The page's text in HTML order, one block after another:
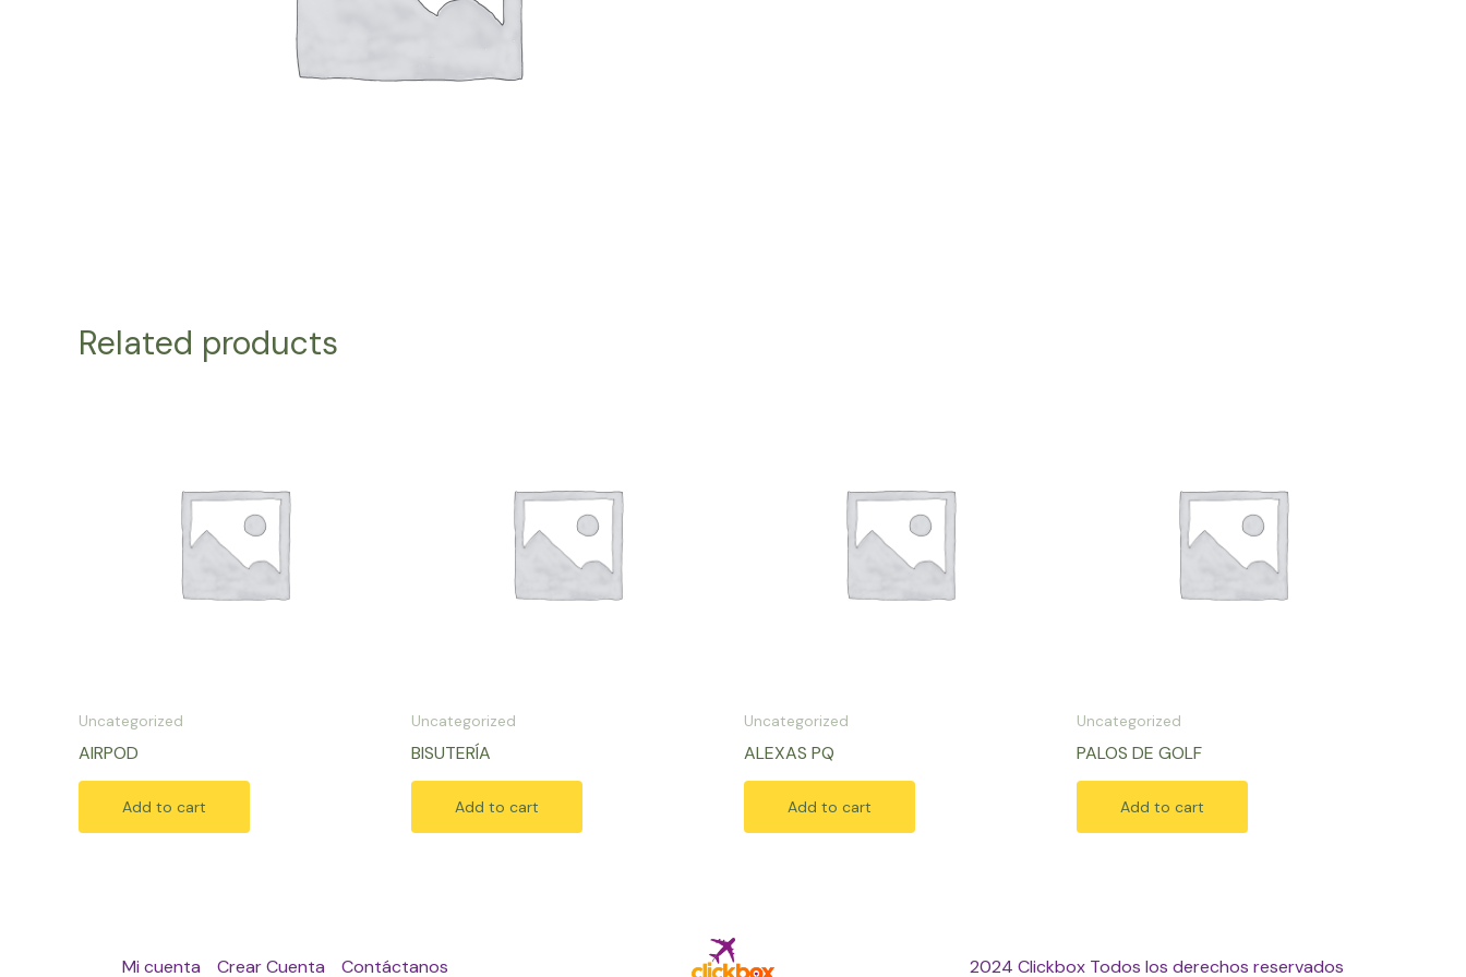
Related products
Uncategorized
AIRPOD
Add to cart
Uncategorized
BISUTERÍA
Add to cart
Uncategorized
ALEXAS PQ
Add to cart
Uncategorized
PALOS DE GOLF
Add to cart
Mi cuenta Crear Cuenta Contáctanos 2024 Clickbox Todos los derechos reservados